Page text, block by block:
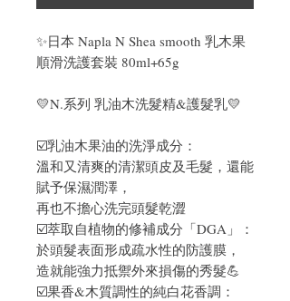
✨日本 Napla N Shea smooth 乳木果
順滑洗護套裝 80ml+65g
💛N.系列 乳油木洗髮精&護髮乳💛
☑️乳油木果油的洗淨成分：
溫和又清爽的清潔頭皮及毛髮，還能
賦予保濕潤澤，
再也不擔心洗完頭髮乾澀
☑️萃取自植物的修補成分「DGA」：
於頭髮表面形成疏水性的防護膜，
造就能強力抵禦外來損傷的秀髮💪
☑️果香&木質調性的純白花香調：